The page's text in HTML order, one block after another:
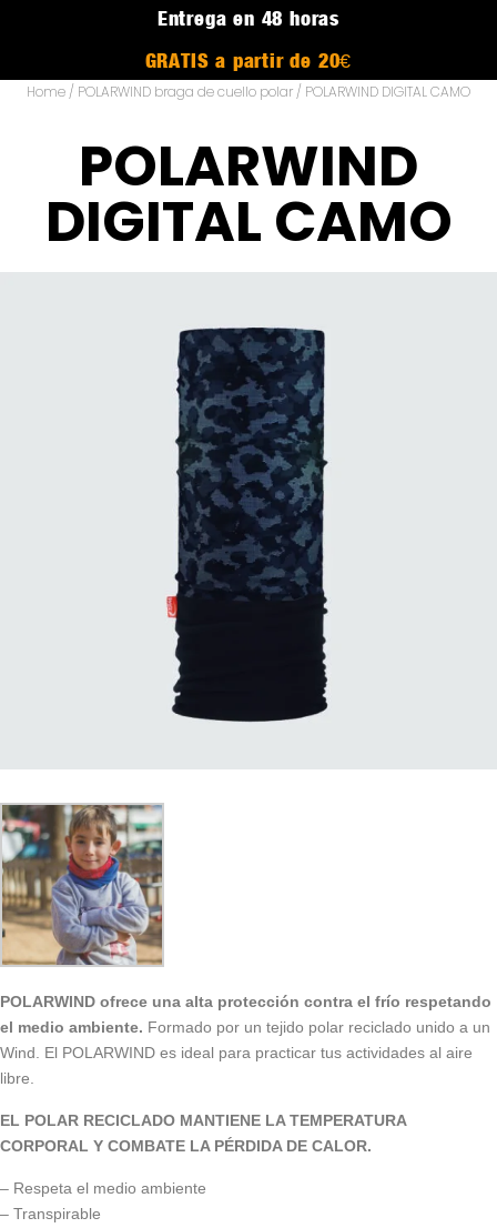
Entrega en 48 horas
GRATIS a partir de 20€
Home / POLARWIND braga de cuello polar / POLARWIND DIGITAL CAMO
POLARWIND
DIGITAL CAMO
POLARWIND ofrece una alta protección contra el frío respetando
el medio ambiente. Formado por un tejido polar reciclado unido a un
Wind. El POLARWIND es ideal para practicar tus actividades al aire
libre.
EL POLAR RECICLADO MANTIENE LA TEMPERATURA
CORPORAL Y COMBATE LA PÉRDIDA DE CALOR.
– Respeta el medio ambiente
– Transpirable